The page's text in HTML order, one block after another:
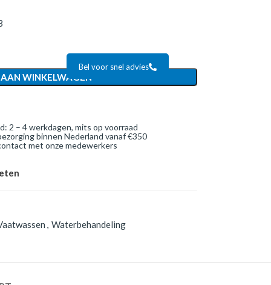
WINKELWAGEN
Bel voor snel advies
2 – 4 werkdagen, mits op voorraad
binnen Nederland vanaf €350
met onze medewerkers
, Waterbehandeling